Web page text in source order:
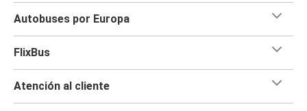
Autobuses por Europa
FlixBus
Atención al cliente